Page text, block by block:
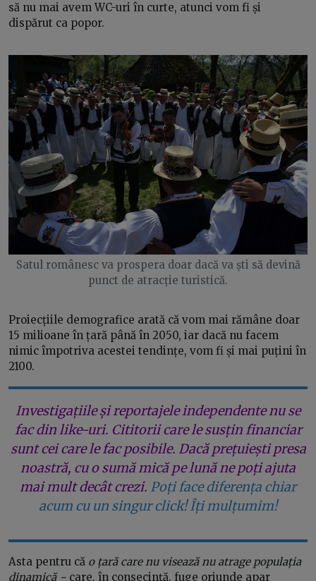
să nu mai avem WC-uri în curte, atunci vom fi și
dispărut ca popor.
Satul românesc va prospera doar dacă va ști să devină
punct de atracție turistică.
Proiecțiile demografice arată că vom mai rămâne doar
15 milioane în țară până în 2050, iar dacă nu facem
nimic împotriva acestei tendințe, vom fi și mai puțini în
2100.
Investigațiile și reportajele independente nu se
fac din like-uri. Cititorii care le susțin financiar
sunt cei care le fac posibile. Dacă prețuiești presa
noastră, cu o sumă mică pe lună ne poți ajuta
mai mult decât crezi. Poți face diferența chiar
acum cu un singur click! Îți mulțumim!
Asta pentru că o țară care nu visează nu atrage populația
dinamică − care, în consecință, fuge oriunde apar